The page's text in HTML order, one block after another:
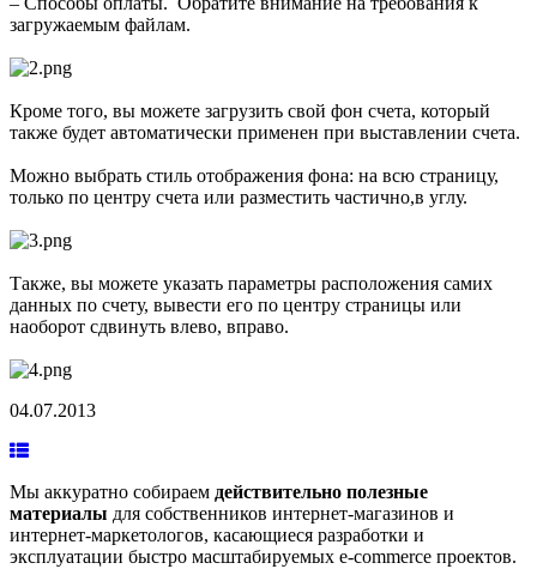
загружаемым файлам.
Кроме того, вы можете загрузить свой фон счета, который
также будет автоматически применен при выставлении счета.
Можно выбрать стиль отображения фона: на всю страницу,
только по центру счета или разместить частично,в углу.
Также, вы можете указать параметры расположения самих
данных по счету, вывести его по центру страницы или
наоборот сдвинуть влево, вправо.
04.07.2013
Мы аккуратно собираем действительно полезные
материалы для собственников интернет-магазинов и
интернет-маркетологов, касающиеся разработки и
эксплуатации быстро масштабируемых e-commerce проектов.